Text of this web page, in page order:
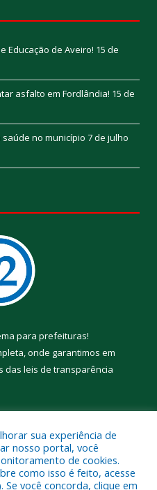
Educação de Aveiro! 15 de
asfalto em Fordlândia! 15 de
no município 7 de julho
para prefeituras!
onde garantimos em
das leis de transparência
sua experiência de
nosso portal, você
de cookies.
como isso é feito, acesse
Se você concorda, clique em